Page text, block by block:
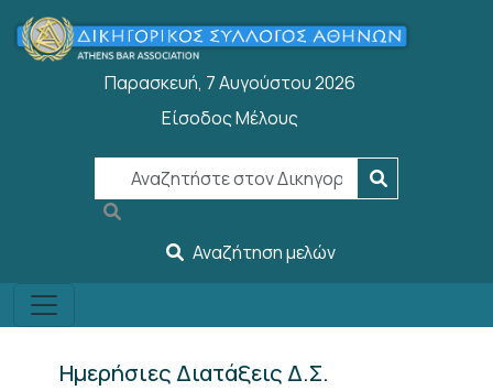
Παράκαμψη προς το κυρίως περιεχόμενο
Παρασκευή, 7 Αυγούστου 2026
User account menu
Είσοδος Μέλους
Αναζήτηση μελών
Ημερήσιες Διατάξεις Δ.Σ.